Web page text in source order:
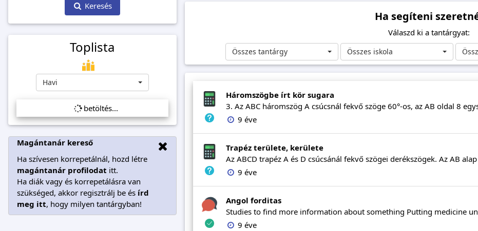
Keresés
Toplista
Havi
betöltés...
Magántanár kereső
Ha szívesen korrepetálnál, hozd létre
magántanár profilodat itt.
Ha diák vagy és korrepetálásra van
szükséged, akkor regisztrálj be és írd
meg itt, hogy milyen tantárgyban!
Ha segíteni
Válaszd ki a tantárgyat:
Összes tantárgy Összes iskola
Háromszögbe írt kör sugara
3. Az ABC háromszög A csúcsnál fekvő szöge 60°-os, az AB oldal 8
9 éve
Trapéz területe, kerülete
Az ABCD trapéz A és D csúcsánál fekvő szögei derékszögek. Az AB
9 éve
Angol forditas
Studies to find more information about something Putting medicine
9 éve